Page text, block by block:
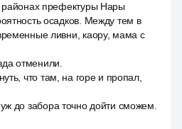
районах префектуры Нары
осадков. Между тем в
ливни, каору, мама с
отменили.
что там, на горе и пропал,
до забора точно дойти сможем.